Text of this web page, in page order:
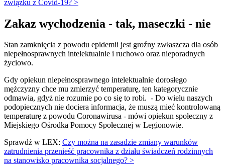
związku z Covid-19? >
Zakaz wychodzenia - tak, maseczki - nie
Stan zamknięcia z powodu epidemii jest groźny zwłaszcza dla osób
niepełnosprawnych intelektualnie i ruchowo oraz nieporadnych
życiowo.
Gdy opiekun niepełnosprawnego intelektualnie dorosłego
mężczyzny chce mu zmierzyć temperaturę, ten kategorycznie
odmawia, gdyż nie rozumie po co się to robi. - Do wielu naszych
podopiecznych nie dociera informacja, że muszą mieć kontrolowaną
temperaturę z powodu Coronawirusa - mówi opiekun społeczny z
Miejskiego Ośrodka Pomocy Społecznej w Legionowie.
Sprawdź w LEX: Czy można na zasadzie zmiany warunków
zatrudnienia przenieść pracownika z działu świadczeń rodzinnych
na stanowisko pracownika socjalnego? >